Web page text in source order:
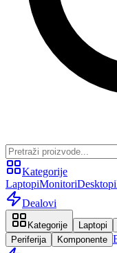
Kategorije
LaptopiMonitoriDesktopi
Dealovi
Kategorije Laptopi
Periferija
Komponente